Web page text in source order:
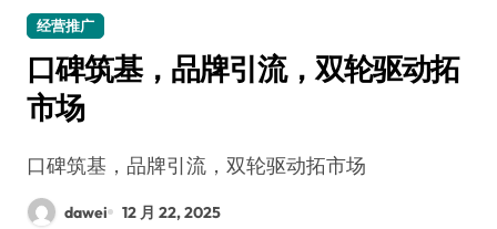
经营推广
口碑筑基，品牌引流，双轮驱动拓
市场
口碑筑基，品牌引流，双轮驱动拓市场
dawei 12 月 22, 2025